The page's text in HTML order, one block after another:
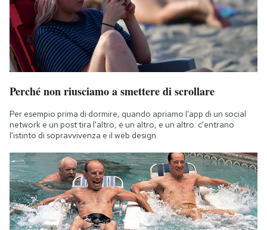
Perché non riusciamo a smettere di scrollare
Per esempio prima di dormire, quando apriamo l'app di un social
network e un post tira l'altro, e un altro, e un altro: c'entrano
l'istinto di sopravvivenza e il web design